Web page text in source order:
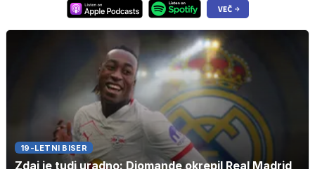
19-LETNI BISER
Zdaj je tudi uradno: Diomande okrepil Real Madrid